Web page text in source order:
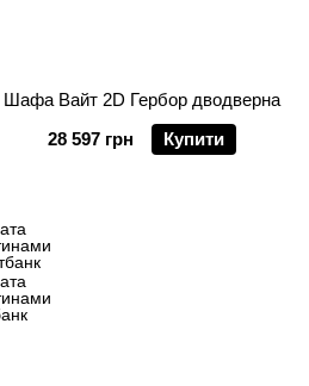
Шафа Вайт 2D Гербор дводверна
28 597 грн
Купити